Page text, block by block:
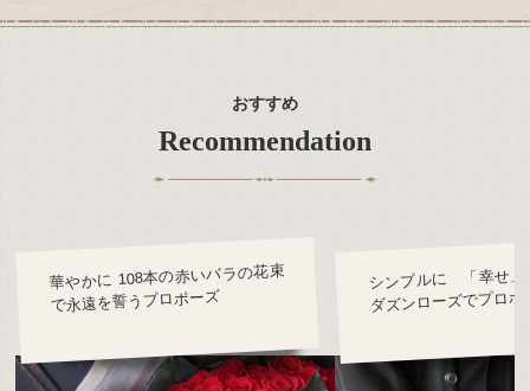
おすすめ
Recommendation
華やかに 108本の赤いバラの花束
で永遠を誓うプロポーズ
シンプルに 「幸せ」
ダズンローズでプロポ